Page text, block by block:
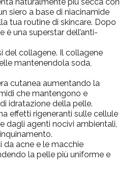
siero a base di niacinamide
tua routine di skincare. Dopo
è una superstar dell’anti-
del collagene. Il collagene
mantenendola soda,
cutanea aumentando la
che mantengono e
idratazione della pelle.
effetti rigeneranti sulle cellule
dagli agenti nocivi ambientali,
da acne e le macchie
la pelle più uniforme e